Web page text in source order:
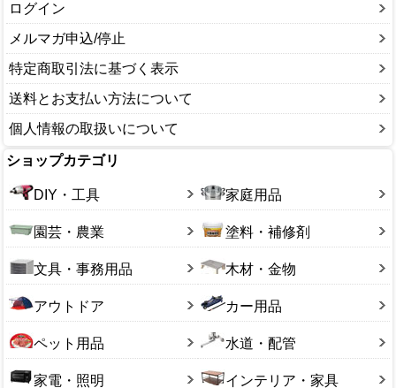
ログイン
メルマガ申込/停止
特定商取引法に基づく表示
送料とお支払い方法について
個人情報の取扱いについて
ショップカテゴリ
DIY・工具 家庭用品
園芸・農業 塗料・補修剤
文具・事務用品 木材・金物
アウトドア カー用品
ペット用品 水道・配管
家電・照明 インテリア・家具